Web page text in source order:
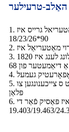
האַלב-טרעילער
1. די גאנצע זאך האט 4 שטיק, די רוי מאטעריאל גרייס איז
90*18/23/26
3. דער פרייער בויגן איז 171±5 מ״מ, די אַנטוויקלונג לענג איז 1820
געמעל
5. מיר קענען אויך פּראָדוצירן באַזירט אויף קליענט ס צייכענונגען צו
פּלאַן
6. די סארט בלאַט פֿעדער איז פּאַסיק פֿאַר די MAN
19.403/19.463/